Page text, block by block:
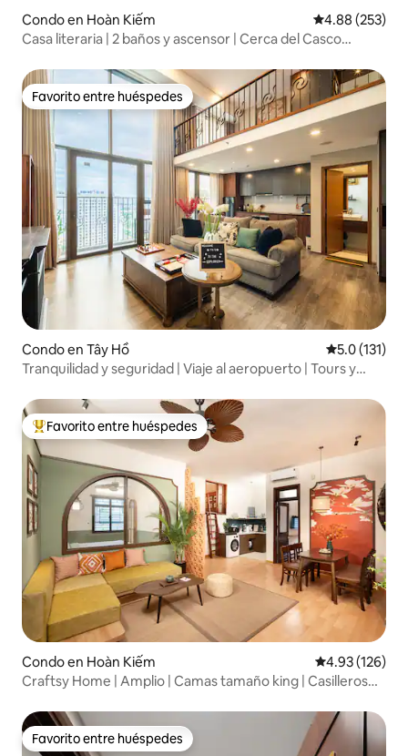
Condo en Hoàn Kiếm Calificación
4.88 (253)
Casa literaria | 2 baños y ascensor | Cerca del Casco
Favorito entre huéspedes
Favorito entre huéspedes
Condo en Tây Hồ Calificación
5.0 (131)
Tranquilidad y seguridad | Viaje al aeropuerto | Tours y
Favorito entre huéspedes preferido
Favorito entre huéspedes
Condo en Hoàn Kiếm Calificación
4.93 (126)
Craftsy Home | Amplio | Camas tamaño king | Casilleros
Favorito entre huéspedes
Favorito entre huéspedes